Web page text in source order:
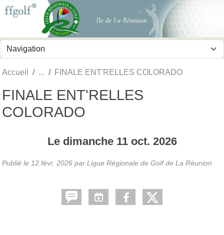
Accueil FINALE ENT'RELLES COLORADO
FINALE ENT'RELLES
COLORADO
Le dimanche 11 oct. 2026
Publié le 12 févr. 2026 par Ligue Régionale de Golf de La Réunion
Panneau de gestion des cookies